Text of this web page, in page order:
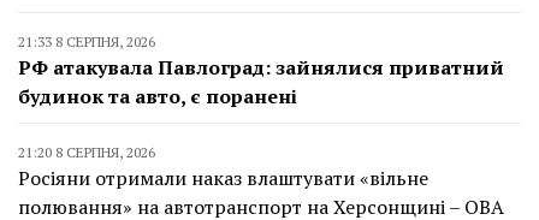
21:33 8 СЕРПНЯ, 2026
РФ атакувала Павлоград: зайнялися приватний
будинок та авто, є поранені
21:20 8 СЕРПНЯ, 2026
Росіяни отримали наказ влаштувати «вільне
полювання» на автотранспорт на Херсонщині – ОВА